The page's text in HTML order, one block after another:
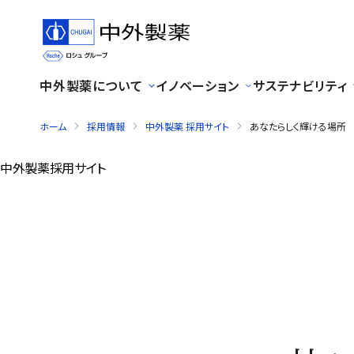
中外製薬について イノベーション サステナビリティ
ホーム 採用情報 中外製薬 採用サイト あなたらしく輝ける場所
中外製薬採用サイト